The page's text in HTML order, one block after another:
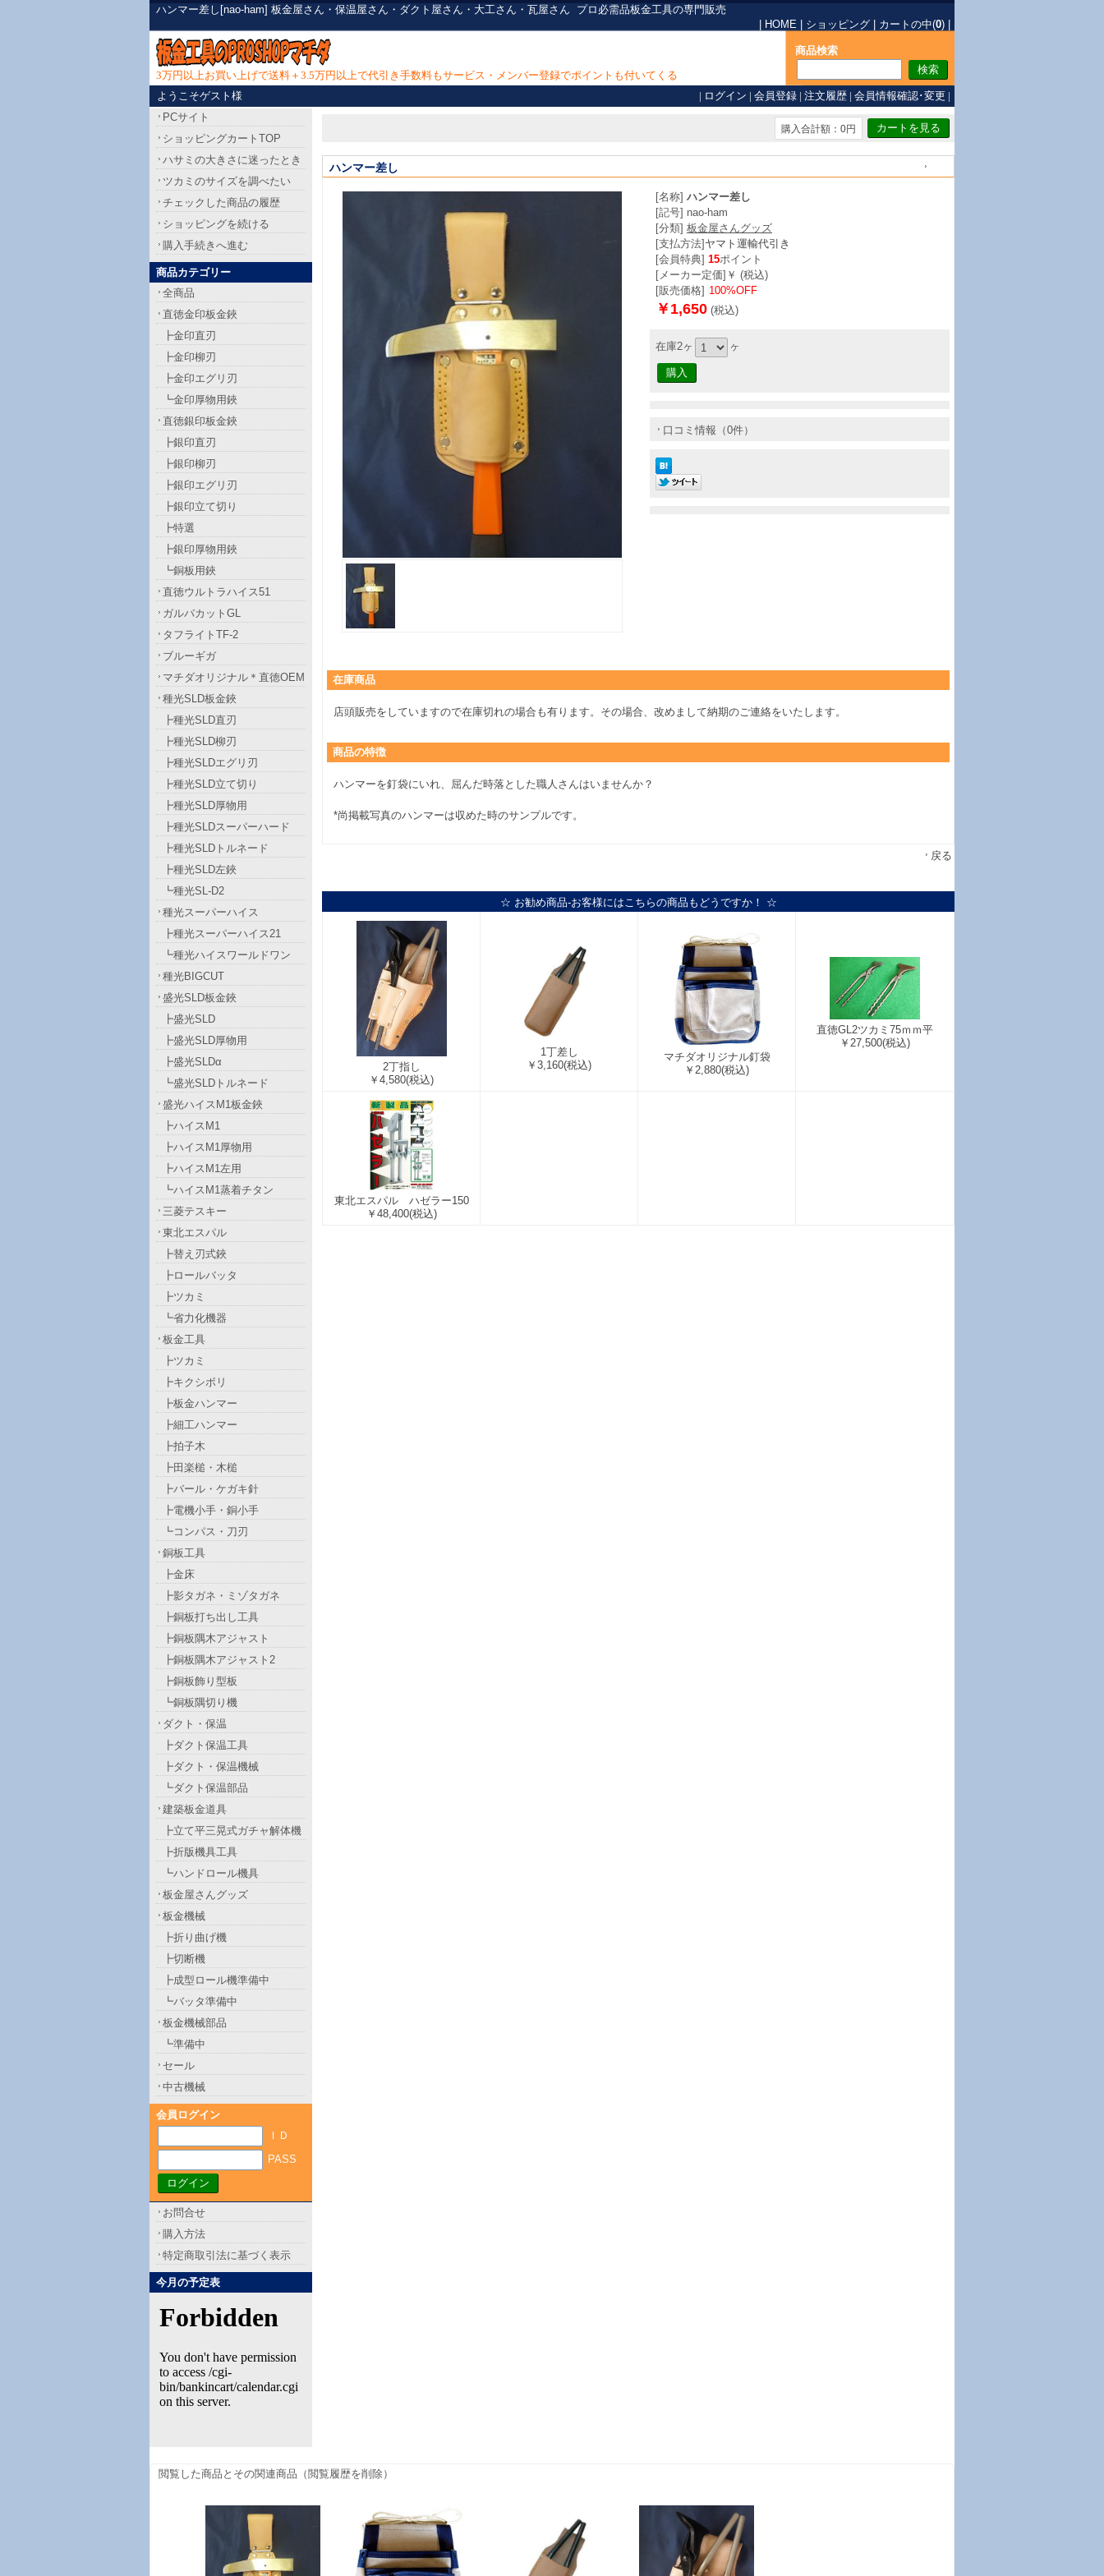
ハンマー差し[nao-ham] 板金屋さん・保温屋さん・ダクト屋さん・大工さん・瓦屋さん プロ必需品板金工具の専門販売
HOME ショッピング カートの中(0)
3万円以上お買い上げで送料＋3.5万円以上で代引き手数料もサービス・メンバー登録でポイントも付いてくる
商品検索
ようこそゲスト様 | ログイン | 会員登録 | 注文履歴 | 会員情報確認･変更 |
購入合計額：0円
ハンマー差し
[名称] ハンマー差し
[記号] nao-ham
[分類] 板金屋さんグッズ
[支払方法] ヤマト運輸代引き
[会員特典] 15ポイント
[メーカー定価]￥ (税込)
[販売価格] 100%OFF
￥1,650 (税込)
在庫2ヶ ヶ
口コミ情報（0件）
在庫商品
店頭販売をしていますので在庫切れの場合も有ります。その場合、改めまして納期のご連絡をいたします。
商品の特徴
ハンマーを釘袋にいれ、屈んだ時落とした職人さんはいませんか？
*尚掲載写真のハンマーは収めた時のサンプルです。
戻る
☆ お勧め商品-お客様にはこちらの商品もどうですか！ ☆
2丁指し
￥4,580(税込)
1丁差し
￥3,160(税込)
マチダオリジナル釘袋
￥2,880(税込)
直徳GL2ツカミ75ｍｍ平
￥27,500(税込)
東北エスパル ハゼラー150
￥48,400(税込)
PCサイト
ショッピングカートTOP
ハサミの大きさに迷ったとき
ツカミのサイズを調べたい
チェックした商品の履歴
ショッピングを続ける
購入手続きへ進む
商品カテゴリー
全商品
直徳金印板金鋏
┣金印直刃
┣金印柳刃
┣金印エグリ刃
┗金印厚物用鋏
直徳銀印板金鋏
┣銀印直刃
┣銀印柳刃
┣銀印エグリ刃
┣銀印立て切り
┣特選
┣銀印厚物用鋏
┗銅板用鋏
直徳ウルトラハイス51
ガルバカットGL
タフライトTF-2
ブルーギガ
マチダオリジナル＊直徳OEM
種光SLD板金鋏
┣種光SLD直刃
┣種光SLD柳刃
┣種光SLDエグリ刃
┣種光SLD立て切り
┣種光SLD厚物用
┣種光SLDスーパーハード
┣種光SLDトルネード
┣種光SLD左鋏
┗種光SL-D2
種光スーパーハイス
┣種光スーパーハイス21
┗種光ハイスワールドワン
種光BIGCUT
盛光SLD板金鋏
┣盛光SLD
┣盛光SLD厚物用
┣盛光SLDα
┗盛光SLDトルネード
盛光ハイスM1板金鋏
┣ハイスM1
┣ハイスM1厚物用
┣ハイスM1左用
┗ハイスM1蒸着チタン
三菱テスキー
東北エスパル
┣替え刃式鋏
┣ロールバッタ
┣ツカミ
┗省力化機器
板金工具
┣ツカミ
┣キクシボリ
┣板金ハンマー
┣細工ハンマー
┣拍子木
┣田楽槌・木槌
┣バール・ケガキ針
┣電機小手・銅小手
┗コンパス・刀刃
銅板工具
┣金床
┣影タガネ・ミゾタガネ
┣銅板打ち出し工具
┣銅板隅木アジャスト
┣銅板隅木アジャスト2
┣銅板飾り型板
┗銅板隅切り機
ダクト・保温
┣ダクト保温工具
┣ダクト・保温機械
┗ダクト保温部品
建築板金道具
┣立て平三晃式ガチャ解体機
┣折版機具工具
┗ハンドロール機具
板金屋さんグッズ
板金機械
┣折り曲げ機
┣切断機
┣成型ロール機準備中
┗バッタ準備中
板金機械部品
┗準備中
セール
中古機械
会員ログイン
ＩＤ
PASS
お問合せ
購入方法
特定商取引法に基づく表示
今月の予定表